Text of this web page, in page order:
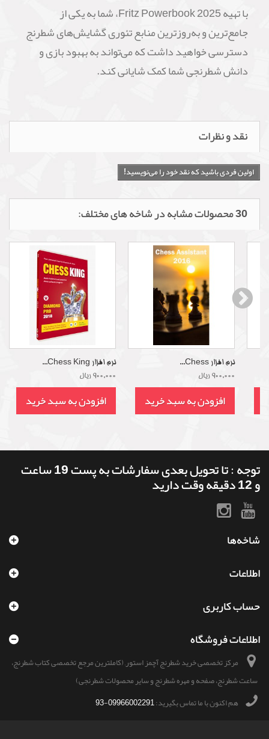
با تهیه Fritz Powerbook 2025، شما به یکی از
جامع‌ترین و به‌روزترین منابع تئوری گشایش‌های شطرنج
دسترسی خواهید داشت که می‌تواند به بهبود بازی و
دانش شطرنجی شما کمک شایانی کند.
نقد و نظرات
اولین فردی باشید که نقد خود را می‌نویسید!
30 محصولات مشابه در شاخه های مختلف:
نرم افزار Chess King...
900,000 ریال
افزودن به سبد خرید
نرم افزار Chess...
900,000 ریال
افزودن به سبد خرید
توجه : تا تحویل بعدی سفارشات به پست 19 ساعت
و 12 دقیقه وقت دارید
شاخه‌ها
اطلاعات
حساب کاربری
اطلاعات فروشگاه
مرکز تخصصی خرید شطرنج آچمز استور, (کاملترین مرجع تخصصی کتاب شطرنج،
ساعت شطرنج، صفحه و مهره شطرنج و سایر محصولات شطرنجی)
هم اکنون با ما تماس بگیرید:09966002291-93